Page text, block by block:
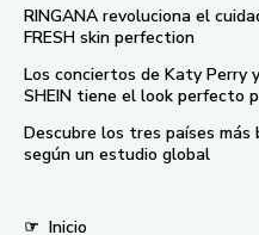
RINGANA revoluciona el
FRESH skin perfection
Los conciertos de Katy Perry
SHEIN tiene el look perfecto
Descubre los tres países
según un estudio global
☞ Inicio